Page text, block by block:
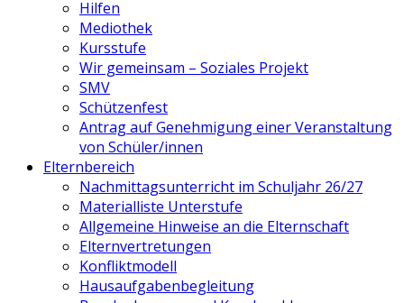
Hilfen
Mediothek
Kursstufe
Wir gemeinsam – Soziales Projekt
SMV
Schützenfest
Antrag auf Genehmigung einer Veranstaltung
von Schüler/innen
Elternbereich
Nachmittagsunterricht im Schuljahr 26/27
Materialliste Unterstufe
Allgemeine Hinweise an die Elternschaft
Elternvertretungen
Konfliktmodell
Hausaufgabenbegleitung